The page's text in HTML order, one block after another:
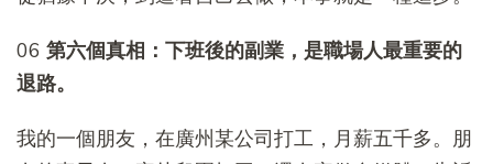
06 第六個真相：下班後的副業，是職場人最重要的
退路。
我的一個朋友，在廣州某公司打工，月薪五千多。朋